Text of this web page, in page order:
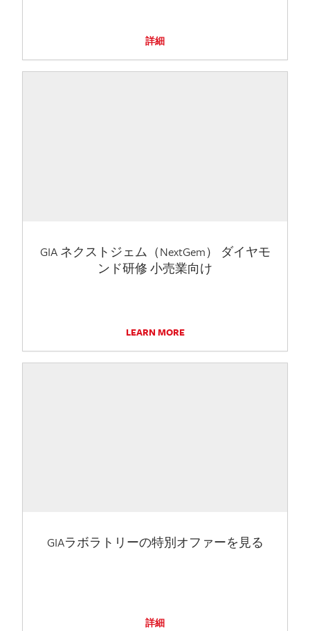
詳細
GIA ネクストジェム（NextGem） ダイヤモ
ンド研修 小売業向け
LEARN MORE
GIAラボラトリーの特別オファーを見る
詳細